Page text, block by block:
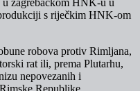
s riječkim HNK-om
robova protiv Rimljana,
rat ili, prema Plutarhu,
nepovezanih i
Republike.